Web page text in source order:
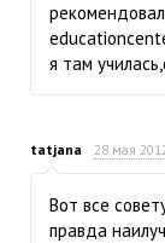
я там
tatjana 28 мая
Вот все
правда